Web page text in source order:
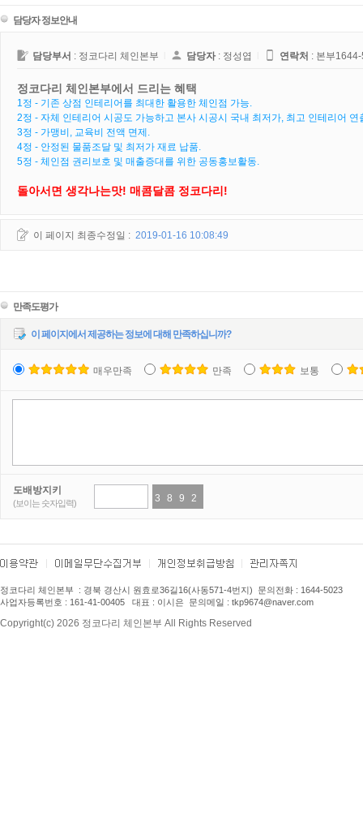
담당자 정보안내
담당부서 : 정코다리 체인본부 담당자: 정성엽 연락처 : 본부
정코다리 체인본부에서 드리는 혜택
1정 - 기존 상점 인테리어를 최대한 활용한 체인점 가능.
2정 - 자체 인테리어 시공도 가능하고 본사 시공시 국내 최저가, 최고 인테리어 연
3정 - 가맹비, 교육비 전액 면제.
4정 - 안정된 물품조달 및 최저가 재료 납품.
5정 - 체인점 권리보호 및 매출증대를 위한 공동홍보활동.
돌아서면 생각나는맛! 매콤달콤 정코다리!
이 페이지 최종수정일 : 2019-01-16 10:08:49
만족도평가
이 페이지에서 제공하는 정보에 대해 만족하십니까?
매우만족 만족 보통
도배방지키
(보이는 숫자입력) 3 8 9 2
정코다리 체인본부 : 경북 경산시 원효로36길16(사동571-4번지) 문의전화 : 1644-5023
사업자등록번호 : 161-41-00405 대표 : 이시은 문의메일 : tkp9674@naver.com
Copyright(c) 2026 정코다리 체인본부 All Rights Reserved